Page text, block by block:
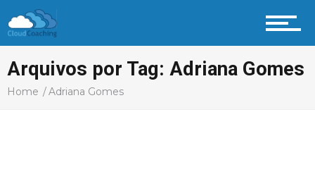
Arquivos por Tag: Adriana Gomes
Home Adriana Gomes